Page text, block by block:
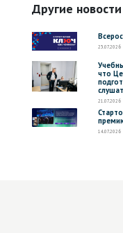
Другие новости
23.07.2026
что
21.07.2026
14.07.2026